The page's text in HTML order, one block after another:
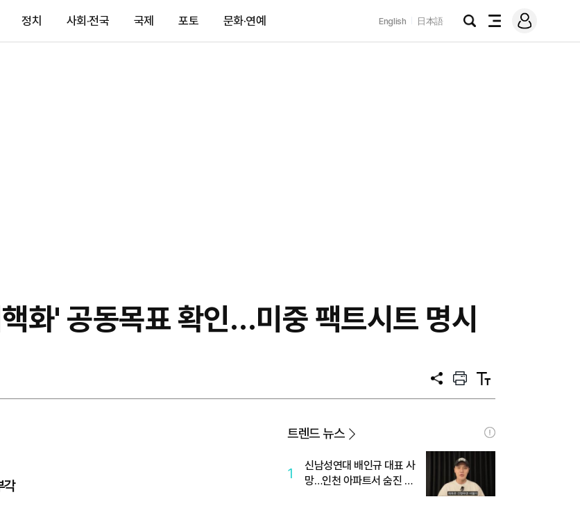
정치 사회·전국 국제 포토 문화·연예 English 日本語
검
전
메
그
화' 공동목표 확인…미중 팩트시트 명시
공
프
트
텍
트
각
트렌드 뉴스
1
신남성연대 배인규 대표 사
망…인천 아파트서 숨진 채